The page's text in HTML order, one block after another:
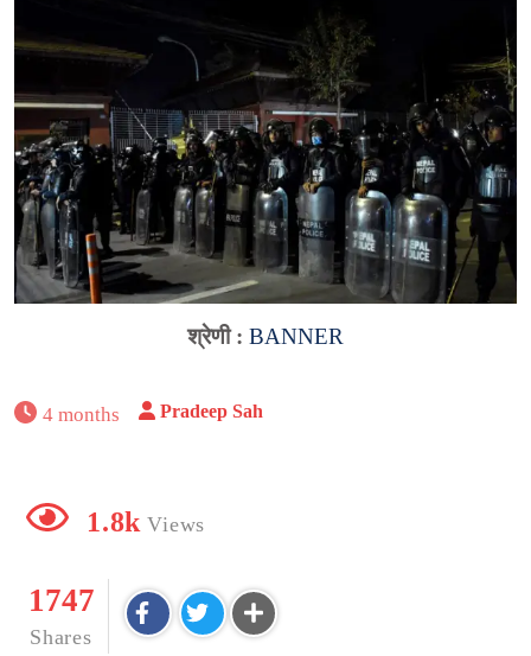
श्रेणी : BANNER
4 months Pradeep Sah
1.8k Views
1747
Shares